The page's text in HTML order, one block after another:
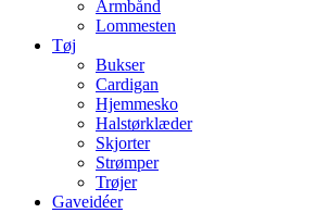
Armbånd
Lommesten
Tøj
Bukser
Cardigan
Hjemmesko
Halstørklæder
Skjorter
Strømper
Trøjer
Gaveidéer